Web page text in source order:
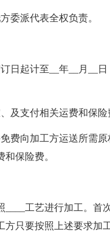
委派代表全权负责。
日起计至__年__月__
及支付相关运费和保险
费向加工方运送所需
保险费。
工艺进行加工。首
只要按照上述要求加